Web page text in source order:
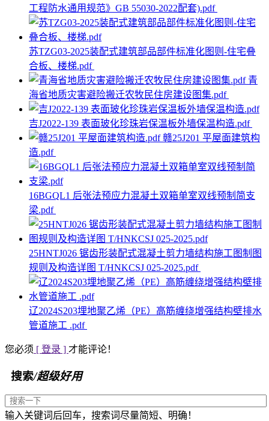
工程防水通用规范》GB 55030-2022配套).pdf
苏TZG03-2025装配式建筑部品部件标准化图则-住宅叠
合板、楼梯.pdf
青
海省地质灾害避险搬迁农牧民住房建设图集.pdf
吉J2022-139 表面玻化珍珠岩保温板外墙保温构造.pdf
赣25J201 平屋面建筑构
造.pdf
16BGQL1 后张法预应力混凝土双箱单室双线预制简支
梁.pdf
25HNTJ026 锯齿形装配式混凝土剪力墙结构施工图制图
规则及构造详图 T/HNKCSJ 025-2025.pdf
辽2024S203埋地聚乙烯（PE）高筋缠绕增强结构壁排水
管道施工 .pdf
您必须 [ 登录 ] 才能评论！
搜索/超级好用
输入关键词后回车，搜索词尽量简短、明确！